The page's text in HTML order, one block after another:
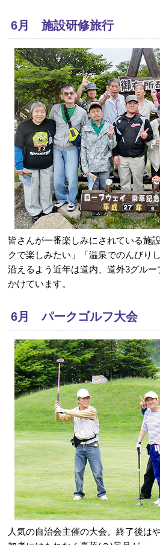
6月 施設研修旅行
皆さんが一番楽しみにされている施
クで楽しみたい」「温泉でのんびり
沿えるよう近年は道内、道外3グル
かけています。
6月 パークゴルフ大会
人気の自治会主催の大会。終了後は